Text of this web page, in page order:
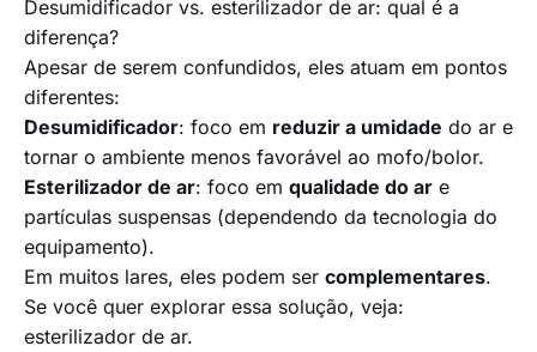
Desumidificador vs. esterilizador de ar: qual é a
diferença?
Apesar de serem confundidos, eles atuam em pontos
diferentes:
Desumidificador: foco em reduzir a umidade do ar e
tornar o ambiente menos favorável ao mofo/bolor.
Esterilizador de ar: foco em qualidade do ar e
partículas suspensas (dependendo da tecnologia do
equipamento).
Em muitos lares, eles podem ser complementares.
Se você quer explorar essa solução, veja:
esterilizador de ar.